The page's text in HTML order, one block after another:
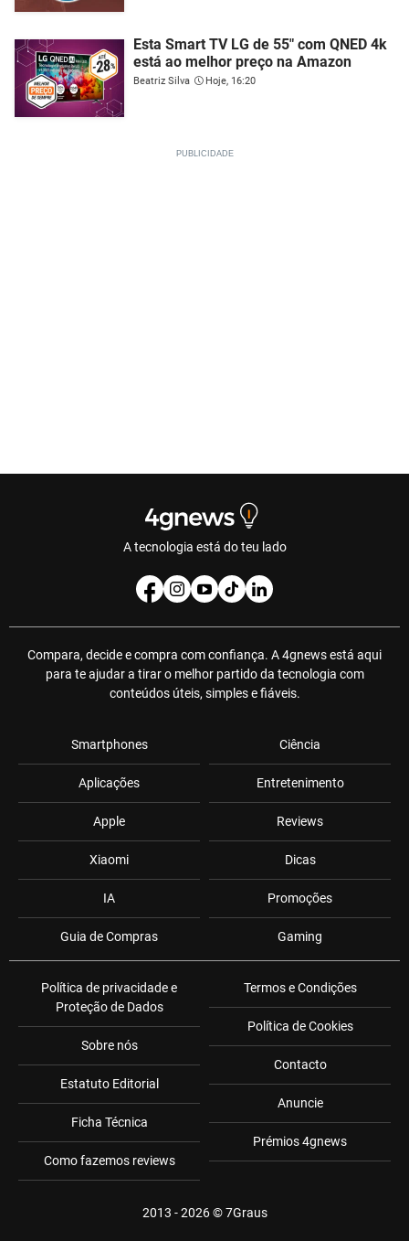
Esta Smart TV LG de 55" com QNED 4k
está ao melhor preço na Amazon
Beatriz Silva Hoje, 16:20
A tecnologia está do teu lado
Compara, decide e compra com confiança. A 4gnews está aqui
para te ajudar a tirar o melhor partido da tecnologia com
conteúdos úteis, simples e fiáveis.
Smartphones
Aplicações
Apple
Xiaomi
IA
Guia de Compras
Ciência
Entretenimento
Reviews
Dicas
Promoções
Gaming
Política de privacidade e
Proteção de Dados
Sobre nós
Estatuto Editorial
Ficha Técnica
Como fazemos reviews
Termos e Condições
Política de Cookies
Contacto
Anuncie
Prémios 4gnews
2013 - 2026 ©7Graus